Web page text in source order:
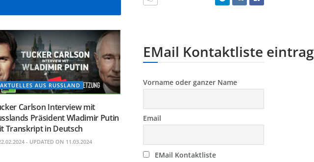
AKTUELLES AUS RUSSLAND
Carlson Interview mit
Präsident Wladimir Putin
Transkript in Deutsch
- UPDATED ON 11.03.2024
EMail Kontaktliste
Vorname oder ganzer Name
Email
EMail Kontaktliste